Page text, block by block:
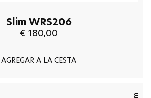
Slim WRS206
€ 180,00
AGREGAR A LA CESTA